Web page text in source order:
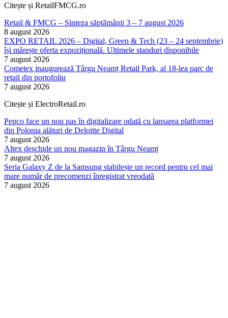
Citește și RetailFMCG.ro
Retail & FMCG – Sinteza săptămânii 3 – 7 august 2026
8 august 2026
EXPO RETAIL 2026 – Digital, Green & Tech (23 – 24 septembrie)
își mărește oferta expozițională. Ultimele standuri disponibile
7 august 2026
Cometex inaugurează Târgu Neamț Retail Park, al 18-lea parc de
retail din portofoliu
7 august 2026
Citește și ElectroRetail.ro
Pepco face un nou pas în digitalizare odată cu lansarea platformei
din Polonia alături de Deloitte Digital
7 august 2026
Altex deschide un nou magazin în Târgu Neamț
7 august 2026
Seria Galaxy Z de la Samsung stabilește un record pentru cel mai
mare număr de precomenzi înregistrat vreodată
7 august 2026